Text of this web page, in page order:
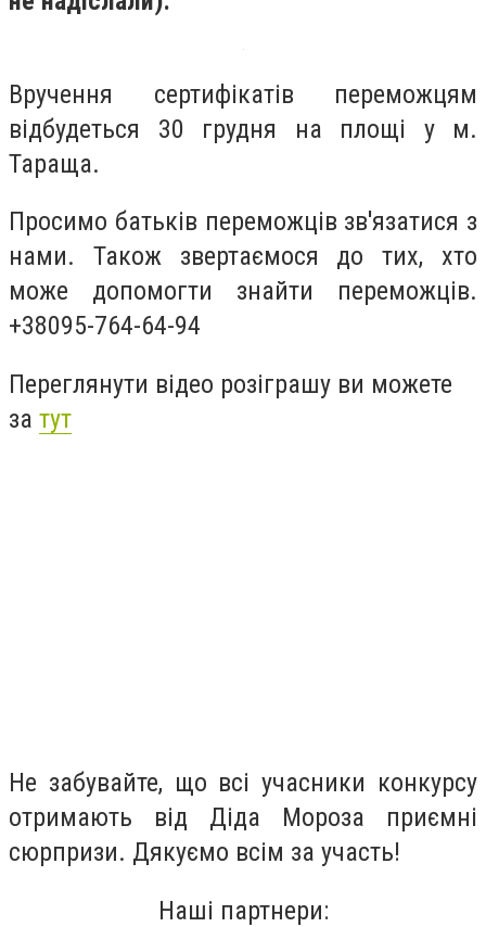
Вручення сертифікатів переможцям
відбудеться 30 грудня на площі у м.
Тараща.
Просимо батьків переможців зв'язатися з
нами. Також звертаємося до тих, хто
може допомогти знайти переможців.
+38095-764-64-94
Переглянути відео розіграшу ви можете
за тут
Не забувайте, що всі учасники конкурсу
отримають від Діда Мороза приємні
сюрпризи. Дякуємо всім за участь!
Наші партнери: